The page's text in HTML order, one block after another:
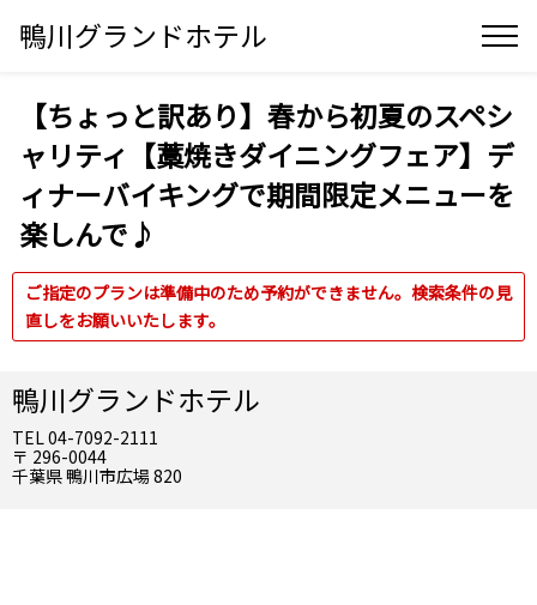
鴨川グランドホテル
【ちょっと訳あり】春から初夏のスペシ
ャリティ【藁焼きダイニングフェア】デ
ィナーバイキングで期間限定メニューを
楽しんで♪
ご指定のプランは準備中のため予約ができません。検索条件の見
直しをお願いいたします。
鴨川グランドホテル
TEL 04-7092-2111
〒 296-0044
千葉県 鴨川市広場 820